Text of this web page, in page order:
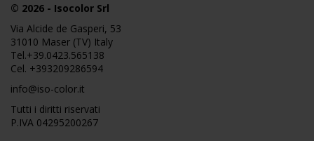
© 2026 - Isocolor Srl
Via Alcide de Gasperi, 53
31010 Maser (TV) Italy
Tel.+39.0423.565138
Cel. +393209286594
info@iso-color.it
Tutti i diritti riservati
P.IVA 04295200267